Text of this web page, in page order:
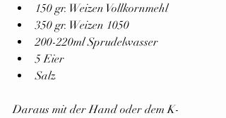
150 gr. Weizen Vollkornmehl
350 gr. Weizen 1050
200-220ml Sprudelwasser
5 Eier
Salz
Daraus mit der Hand oder dem K-